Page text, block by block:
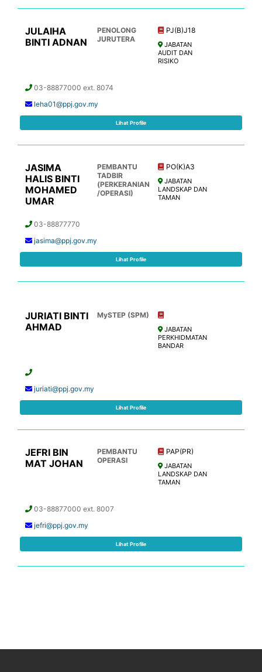
JULAIHA
BINTI ADNAN
PENOLONG
JURUTERA
PJ(B)J18
JABATAN
AUDIT DAN
RISIKO
03-88877000 ext. 8074
leha01@ppj.gov.my
Lihat Profile
JASIMA
HALIS BINTI
MOHAMED
UMAR
PEMBANTU
TADBIR
(PERKERANIAN
/OPERASI)
PO(K)A3
JABATAN
LANDSKAP DAN
TAMAN
03-88877770
jasima@ppj.gov.my
Lihat Profile
JURIATI BINTI
AHMAD
MySTEP (SPM)
JABATAN
PERKHIDMATAN
BANDAR
juriati@ppj.gov.my
Lihat Profile
JEFRI BIN
MAT JOHAN
PEMBANTU
OPERASI
PAP(PR)
JABATAN
LANDSKAP DAN
TAMAN
03-88877000 ext. 8007
jefri@ppj.gov.my
Lihat Profile